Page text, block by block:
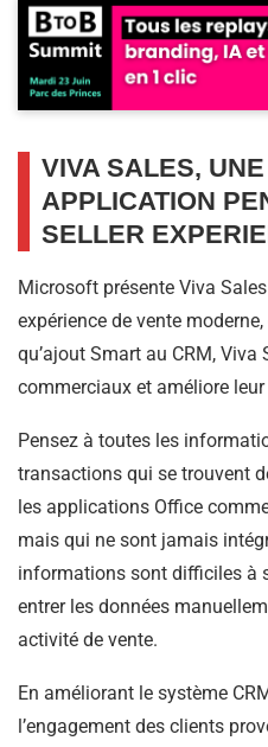
VIVA SALES,
APPLICATION
SELLER
Microsoft présente Viva
expérience de vente
qu’ajout Smart au CRM,
commerciaux et améliore
Pensez à toutes les
transactions qui se trouvent
les applications Office
mais qui ne sont jamais
informations sont difficiles à
entrer les données
activité de vente.
En améliorant le système
l’engagement des clients